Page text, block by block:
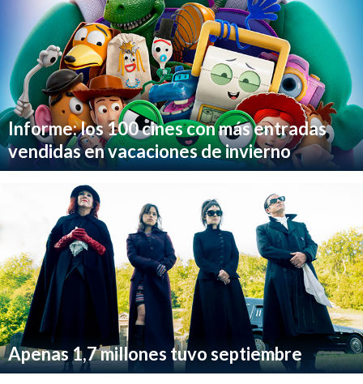
Informe: los 100 cines con más entradas
vendidas en vacaciones de invierno
Apenas 1,7 millones tuvo septiembre